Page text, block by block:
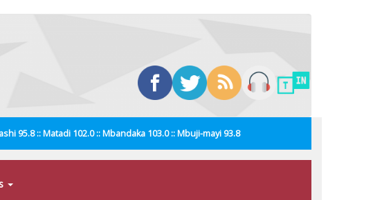
95.8 :: Matadi 102.0 :: Mbandaka 103.0 :: Mbuji-mayi 93.8